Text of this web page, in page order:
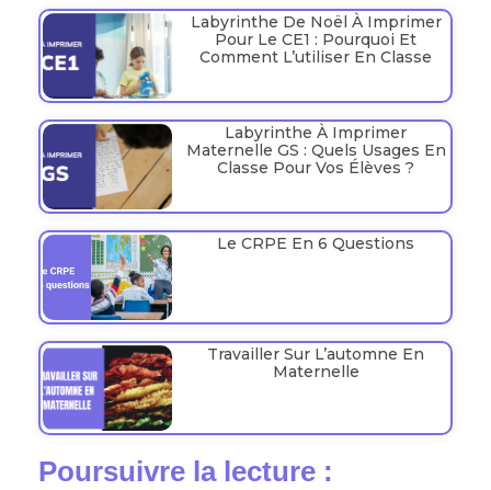
Labyrinthe De Noël À Imprimer
Pour Le CE1 : Pourquoi Et
Comment L’utiliser En Classe
Labyrinthe À Imprimer
Maternelle GS : Quels Usages En
Classe Pour Vos Élèves ?
Le CRPE En 6 Questions
Travailler Sur L’automne En
Maternelle
Poursuivre la lecture :